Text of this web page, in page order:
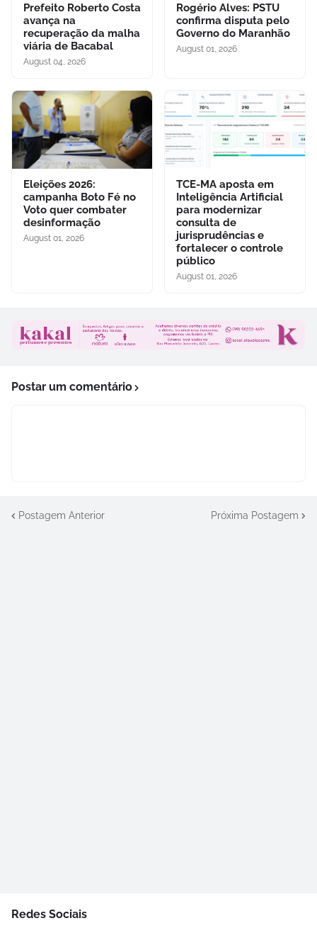
Prefeito Roberto Costa
avança na
recuperação da malha
viária de Bacabal
August 04, 2026
Rogério Alves: PSTU
confirma disputa pelo
Governo do Maranhão
August 01, 2026
Eleições 2026:
campanha Boto Fé no
Voto quer combater
desinformação
August 01, 2026
TCE-MA aposta em
Inteligência Artificial
para modernizar
consulta de
jurisprudências e
fortalecer o controle
público
August 01, 2026
Postar um comentário
Postagem Anterior Próxima Postagem
Redes Sociais